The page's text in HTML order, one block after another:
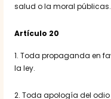
salud o la moral públicas.
Artículo 20
1. Toda propaganda en
la ley.
2. Toda apología del